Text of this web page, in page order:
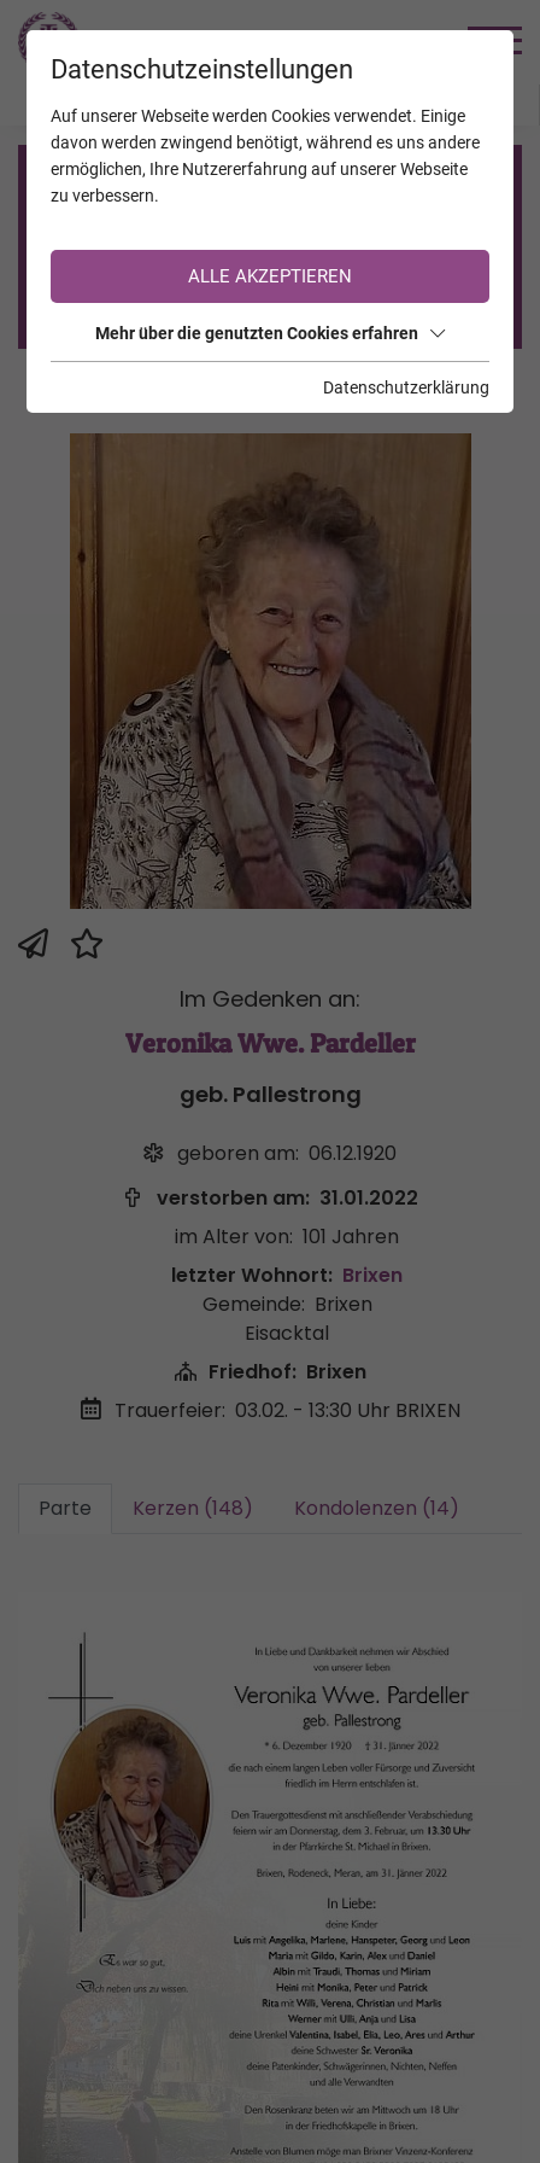
Registrierung auf TrauerHilfe.it
Sie sind noch nicht auf TrauerHilfe.it registriert?
>> zur kostenlosen Registrierung <<
Im Gedenken an:
Veronika Wwe. Pardeller
geb. Pallestrong
geboren am: 06.12.1920
verstorben am: 31.01.2022
im Alter von: 101 Jahren
letzter Wohnort: Brixen
Gemeinde: Brixen
Eisacktal
Friedhof: Brixen
Trauerfeier: 03.02. - 13:30 Uhr BRIXEN
Parte Kerzen (148) Kondolenzen (14)
Datenschutzeinstellungen
Auf unserer Webseite werden Cookies verwendet. Einige
davon werden zwingend benötigt, während es uns andere
ermöglichen, Ihre Nutzererfahrung auf unserer Webseite
zu verbessern.
ALLE AKZEPTIEREN
Mehr über die genutzten Cookies erfahren
Datenschutzerklärung
JAHRESTAGE KALENDER VERSTORBENE